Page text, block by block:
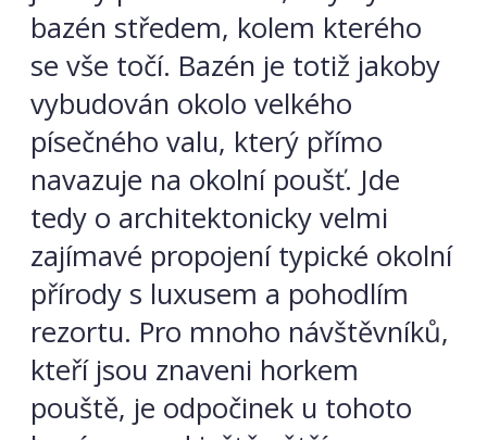
bazén středem, kolem kterého
se vše točí. Bazén je totiž jakoby
vybudován okolo velkého
písečného valu, který přímo
navazuje na okolní poušť. Jde
tedy o architektonicky velmi
zajímavé propojení typické okolní
přírody s luxusem a pohodlím
rezortu. Pro mnoho návštěvníků,
kteří jsou znaveni horkem
pouště, je odpočinek u tohoto